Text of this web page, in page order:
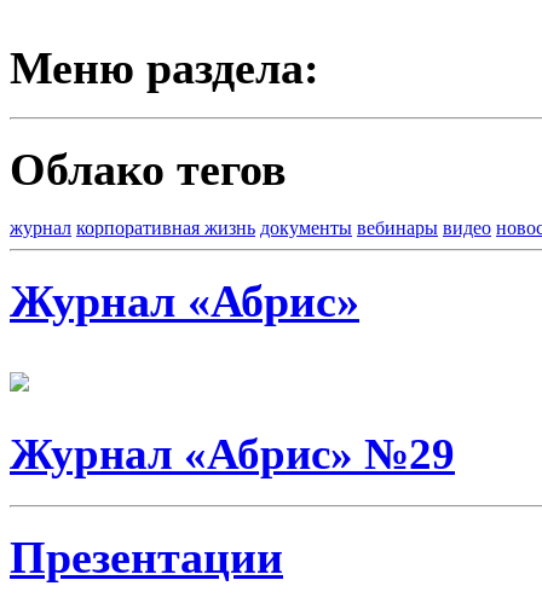
Меню раздела:
Облако тегов
журнал корпоративная жизнь документы вебинары видео
Журнал «Абрис»
Журнал «Абрис» №29
Презентации